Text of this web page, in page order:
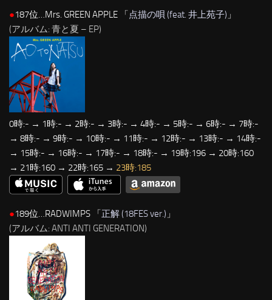
●187位…Mrs. GREEN APPLE 「点描の唄 (feat. 井上苑子) 」
(アルバム: 青と夏 – EP)
0時:- → 1時:- → 2時:- → 3時:- → 4時:- → 5時:- → 6時:- → 7時:-
→ 8時:- → 9時:- → 10時:- → 11時:- → 12時:- → 13時:- → 14時:-
→ 15時:- → 16時:- → 17時:- → 18時:- → 19時:196 → 20時:160
→ 21時:160 → 22時:165 → 23時:185
●189位…RADWIMPS 「正解 (18FES ver.) 」
(アルバム: ANTI ANTI GENERATION)